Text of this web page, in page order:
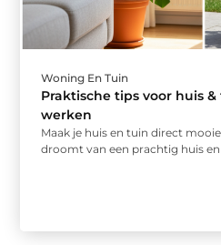
Woning En Tuin
Praktische tips voor huis
werken
Maak je huis en tuin direct
droomt van een prachtig huis en